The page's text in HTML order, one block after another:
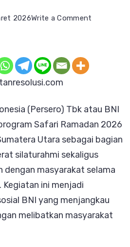
2026Write a Comment
Sejumlah
Kota
Sumut,
Rantau
Prapat
Lokasi
Pembuka
(Persero) Tbk atau BNI
Safari Ramadan 2026
Utara sebagai bagian
silaturahmi sekaligus
dengan masyarakat selama
Kegiatan ini menjadi
BNI yang menjangkau
melibatkan masyarakat